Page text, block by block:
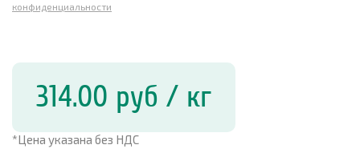
конфиденциальности
314.00 руб / кг
*Цена указана без НДС